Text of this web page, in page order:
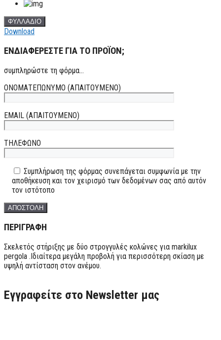
ΦΥΛΛΑΔΙΟ
Download
ΕΝΔΙΑΦΕΡΕΣΤΕ ΓΙΑ ΤΟ ΠΡΟΪΟΝ;
συμπληρώστε τη φόρμα...
ΟΝΟΜΑΤΕΠΩΝΥΜΟ (ΑΠΑΙΤΟΥΜΕΝΟ)
EMAIL (ΑΠΑΙΤΟΥΜΕΝΟ)
ΤΗΛΕΦΩΝΟ
Συμπλήρωση της φόρμας συνεπάγεται συμφωνία με την
αποθήκευση και τον χειρισμό των δεδομένων σας από αυτόν
τον ιστότοπο
ΠΕΡΙΓΡΑΦΗ
Σκελετός στήριξης με δύο στρογγυλές κολώνες για markilux
pergola .Ιδιαίτερα μεγάλη προβολή για περισσότερη σκίαση με
υψηλή αντίσταση στον ανέμου.
Εγγραφείτε στο Newsletter μας